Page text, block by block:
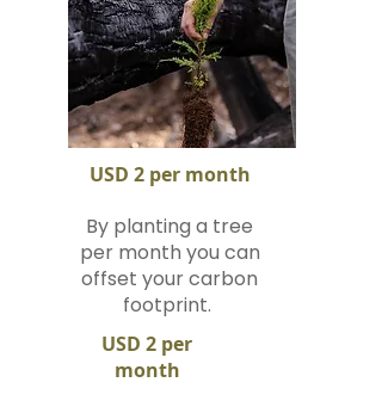
USD 2 per month
By planting a tree
per month you can
offset your carbon
footprint.
USD 2 per
month